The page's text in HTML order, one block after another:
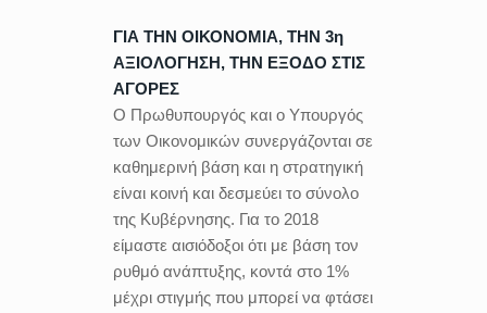
ΓΙΑ ΤΗΝ ΟΙΚΟΝΟΜΙΑ, ΤΗΝ 3η
ΑΞΙΟΛΟΓΗΣΗ, ΤΗΝ ΕΞΟΔΟ ΣΤΙΣ
ΑΓΟΡΕΣ
Ο Πρωθυπουργός και ο Υπουργός
των Οικονομικών συνεργάζονται σε
καθημερινή βάση και η στρατηγική
είναι κοινή και δεσμεύει το σύνολο
της Κυβέρνησης. Για το 2018
είμαστε αισιόδοξοι ότι με βάση τον
ρυθμό ανάπτυξης, κοντά στο 1%
μέχρι στιγμής που μπορεί να φτάσει